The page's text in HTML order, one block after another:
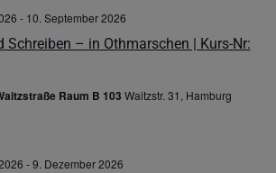
Schreiben – in Othmarschen | Kurs-Nr:
- 10. September 2026
Raum B 103 Waitzstr. 31, Hamburg
-9. Dezember 2026